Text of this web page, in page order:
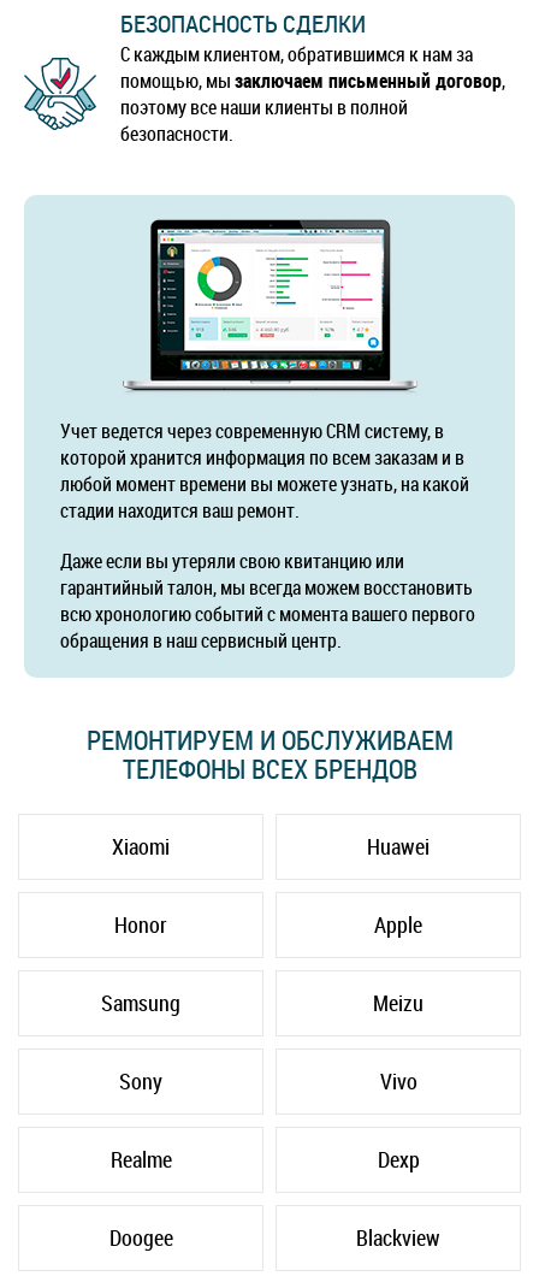
БЕЗОПАСНОСТЬ СДЕЛКИ
С каждым клиентом, обратившимся к нам за
помощью, мызаключаем письменный договор,
поэтому все наши клиенты в полной
безопасности.
Учет ведется через современную CRM систему, в
которой хранится информация по всем заказам и в
любой момент времени вы можете узнать, на какой
стадии находится ваш ремонт.
Даже если вы утеряли свою квитанцию или
гарантийный талон, мы всегда можем восстановить
всю хронологию событий с момента вашего первого
обращения в наш сервисный центр.
РЕМОНТИРУЕМ И ОБСЛУЖИВАЕМ
ТЕЛЕФОНЫ ВСЕХ БРЕНДОВ
Xiaomi Huawei
Honor Apple
Samsung Meizu
Sony Vivo
Realme Dexp
Doogee Blackview